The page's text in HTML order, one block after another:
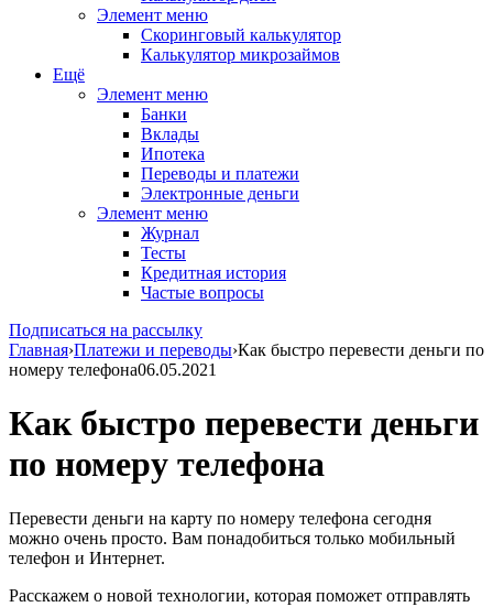
Элемент меню
Скоринговый калькулятор
Калькулятор микрозаймов
Ещё
Элемент меню
Банки
Вклады
Ипотека
Переводы и платежи
Электронные деньги
Элемент меню
Журнал
Тесты
Кредитная история
Частые вопросы
Подписаться на рассылку
Главная›Платежи и переводы›Как быстро перевести деньги по
номеру телефона06.05.2021
Как быстро перевести деньги
по номеру телефона
Перевести деньги на карту по номеру телефона сегодня
можно очень просто. Вам понадобиться только мобильный
телефон и Интернет.
Расскажем о новой технологии, которая поможет отправлять